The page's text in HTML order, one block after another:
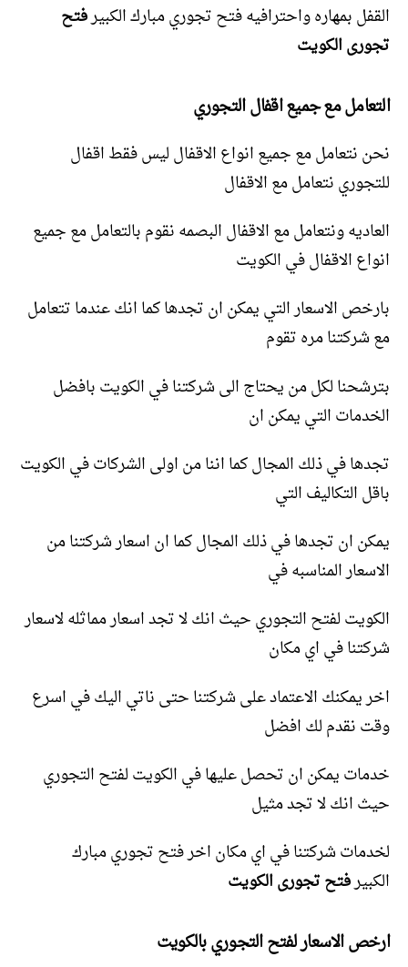
القفل بمهاره واحترافيه فتح تجوري مبارك الكبيرفتح
تجورى الكويت
التعامل مع جميع اقفال التجوري
نحن نتعامل مع جميع انواع الاقفال ليس فقط اقفال
للتجوري نتعامل مع الاقفال
العاديه ونتعامل مع الاقفال البصمه نقوم بالتعامل مع جميع
انواع الاقفال في الكويت
بارخص الاسعار التي يمكن ان تجدها كما انك عندما تتعامل
مع شركتنا مره تقوم
بترشحنا لكل من يحتاج الى شركتنا في الكويت بافضل
الخدمات التي يمكن ان
تجدها في ذلك المجال كما اننا من اولى الشركات في الكويت
باقل التكاليف التي
يمكن ان تجدها في ذلك المجال كما ان اسعار شركتنا من
الاسعار المناسبه في
الكويت لفتح التجوري حيث انك لا تجد اسعار مماثله لاسعار
شركتنا في اي مكان
اخر يمكنك الاعتماد على شركتنا حتى ناتي اليك في اسرع
وقت نقدم لك افضل
خدمات يمكن ان تحصل عليها في الكويت لفتح التجوري
حيث انك لا تجد مثيل
لخدمات شركتنا في اي مكان اخر فتح تجوري مبارك
الكبيرفتح تجورى الكويت
ارخص الاسعار لفتح التجوري بالكويت